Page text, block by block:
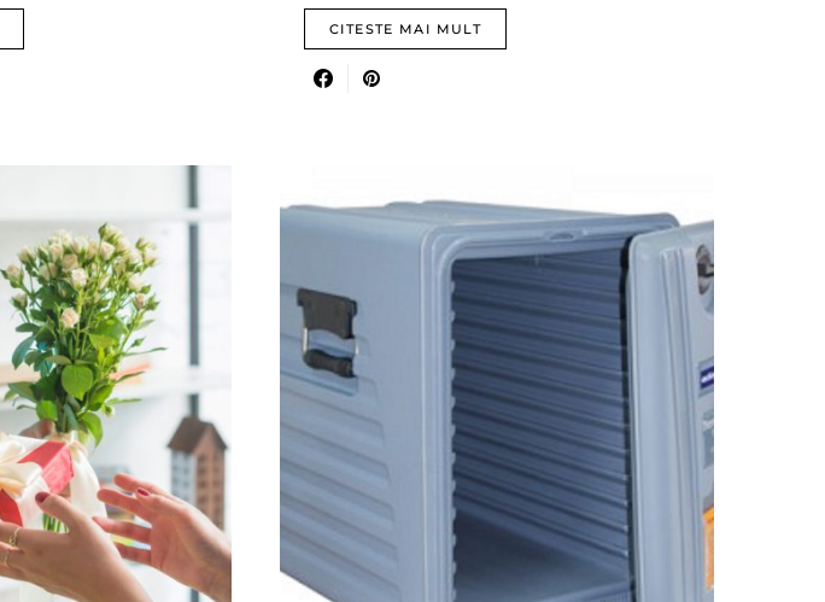
CITESTE MAI MULT